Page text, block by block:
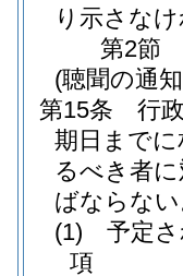
り示さな
第2節
(聴聞の通
第15条
行
期日まで
るべき者
ばならな
(1)
予定
項